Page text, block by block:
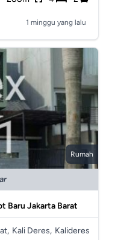
1 minggu yang lalu
Rumah
Baru Jakarta Barat
Kali Deres, Kalideres